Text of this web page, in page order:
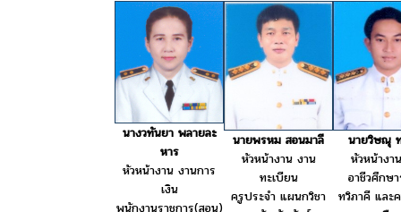
นางวทันยา พลายละ
หาร
หัวหน้างาน งานการ
เงิน
พนักงานราชการ(สอน)
นายพรหม สอนมาลี
หัวหน้างาน งาน
ทะเบียน
ครูประจำ แผนกวิชา
นายวิษณุ
หัวหน้างา
อาชีวศึกษ
ทวิภาคี และ